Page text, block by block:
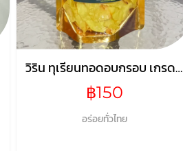
วิริน ทุเรียนทอดอบกรอบ เกรดA
ขนาด100กรัม
฿150
อร่อยทั่วไทย